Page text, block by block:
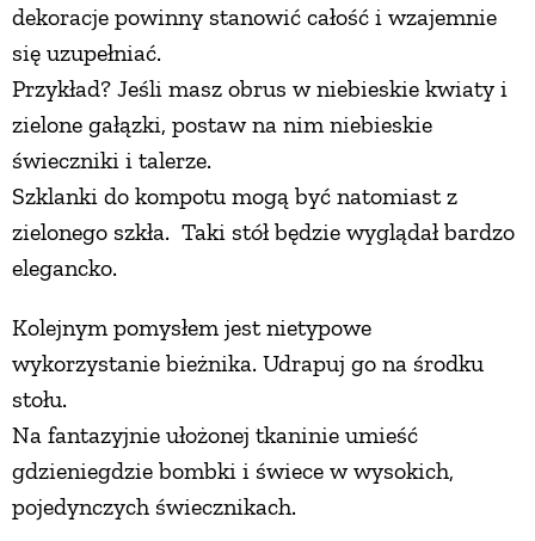
dekoracje powinny stanowić całość i wzajemnie
się uzupełniać.
Przykład? Jeśli masz obrus w niebieskie kwiaty i
zielone gałązki, postaw na nim niebieskie
świeczniki i talerze.
Szklanki do kompotu mogą być natomiast z
zielonego szkła. Taki stół będzie wyglądał bardzo
elegancko.
Kolejnym pomysłem jest nietypowe
wykorzystanie bieżnika. Udrapuj go na środku
stołu.
Na fantazyjnie ułożonej tkaninie umieść
gdzieniegdzie bombki i świece w wysokich,
pojedynczych świecznikach.